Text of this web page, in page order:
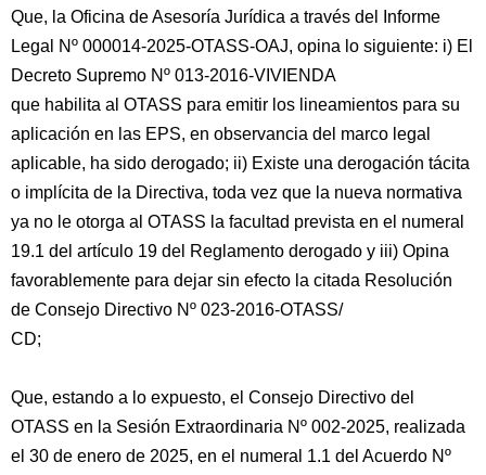
Que, la Oficina de Asesoría Jurídica a través del Informe
Legal Nº 000014-2025-OTASS-OAJ, opina lo siguiente: i) El
Decreto Supremo Nº 013-2016-VIVIENDA
que habilita al OTASS para emitir los lineamientos para su
aplicación en las EPS, en observancia del marco legal
aplicable, ha sido derogado; ii) Existe una derogación tácita
o implícita de la Directiva, toda vez que la nueva normativa
ya no le otorga al OTASS la facultad prevista en el numeral
19.1 del artículo 19 del Reglamento derogado y iii) Opina
favorablemente para dejar sin efecto la citada Resolución
de Consejo Directivo Nº 023-2016-OTASS/
CD;
Que, estando a lo expuesto, el Consejo Directivo del
OTASS en la Sesión Extraordinaria Nº 002-2025, realizada
el 30 de enero de 2025, en el numeral 1.1 del Acuerdo Nº